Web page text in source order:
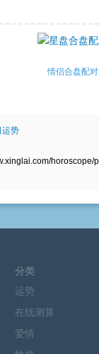
情侣合盘配对
运势
horoscope/
分类
运势
在线测算
爱情